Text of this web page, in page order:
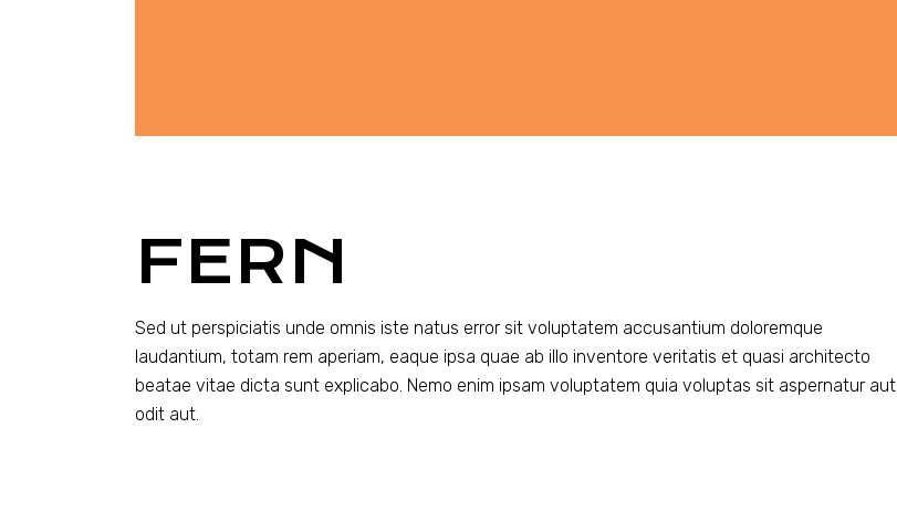
FERN
Sed ut perspiciatis unde omnis iste natus error sit voluptatem accusantium doloremque
laudantium, totam rem aperiam, eaque ipsa quae ab illo inventore veritatis et quasi architecto
beatae vitae dicta sunt explicabo. Nemo enim ipsam voluptatem quia voluptas sit aspernatur aut
odit aut.